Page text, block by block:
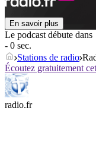
En savoir plus
Le podcast débute dans
- 0 sec.
Stations de radio
Écoutez gratuitement
radio.fr